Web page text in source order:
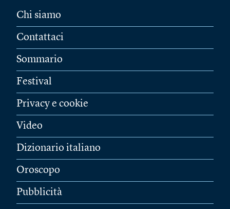
Chi siamo
Contattaci
Sommario
Festival
Privacy e cookie
Video
Dizionario italiano
Oroscopo
Pubblicità